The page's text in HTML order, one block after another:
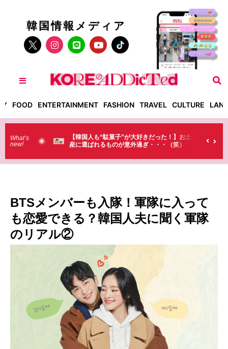
韓国情報メディア
FOOD ENTERTAINMENT FASHION TRAVEL CULTURE
What’s
new!
きだった！】お土
ぎ・・・（笑）
【そんなものまで買っていくの？】日本のド
ラストで韓国人が買うものがちょっと…
BTSメンバーも入隊！軍隊に入って
も恋愛できる？韓国人夫に聞く軍隊
のリアル②